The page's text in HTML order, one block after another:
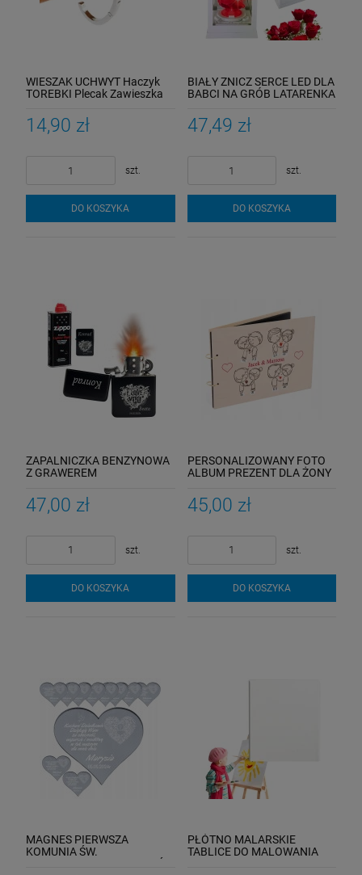
WIESZAK UCHWYT Haczyk
TOREBKI Plecak Zawieszka
14,90 zł
szt.
DO KOSZYKA
BIAŁY ZNICZ SERCE LED DLA
BABCI NA GRÓB LATARENKA
47,49 zł
szt.
DO KOSZYKA
ZAPALNICZKA BENZYNOWA
Z GRAWEREM
47,00 zł
szt.
DO KOSZYKA
PERSONALIZOWANY FOTO
ALBUM PREZENT DLA ŻONY
PAMIĄTKA
45,00 zł
szt.
DO KOSZYKA
MAGNES PIERWSZA
KOMUNIA ŚW.
PŁÓTNO MALARSKIE
TABLICE DO MALOWANIA